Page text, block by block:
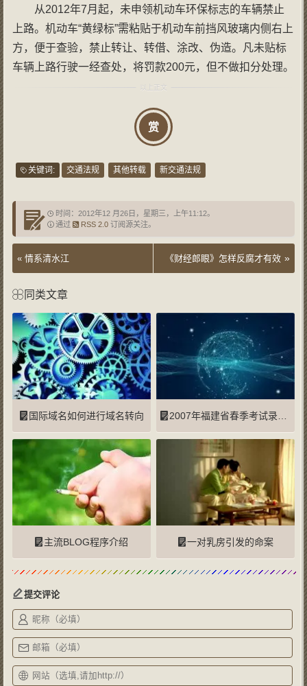
从2012年7月起，未申领机动车环保标志的车辆禁止
上路。机动车“黄绿标”需粘贴于机动车前挡风玻璃内侧右上
方，便于查验，禁止转让、转借、涂改、伪造。凡未贴标
车辆上路行驶一经查处，将罚款200元，但不做扣分处理。
赏
关键词: 交通法规 其他转载 新交通法规
时间：2012年12 月26日，星期三，上午11:12。
通过
RSS 2.0订阅源关注。
« 情系清水江 《财经郎眼》怎样反腐才有效 »
提交评论
同类文章
国际域名如何进行域名转向 2007年福建省春季考试录用公务员公告
主流BLOG程序介绍 一对乳房引发的命案